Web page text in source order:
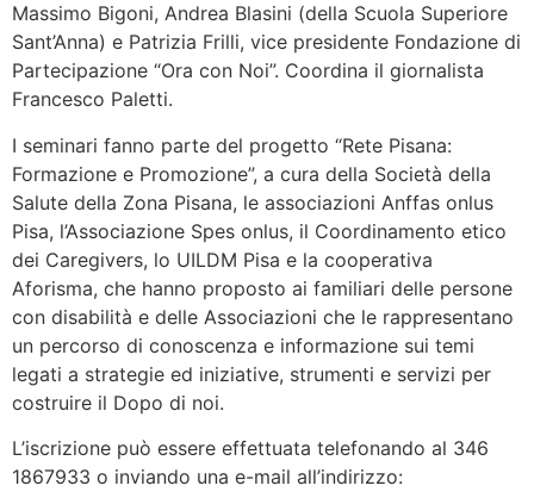
Massimo Bigoni, Andrea Blasini (della Scuola Superiore
Sant’Anna) e Patrizia Frilli, vice presidente Fondazione di
Partecipazione “Ora con Noi”. Coordina il giornalista
Francesco Paletti.
I seminari fanno parte del progetto “Rete Pisana:
Formazione e Promozione”, a cura della Società della
Salute della Zona Pisana, le associazioni Anffas onlus
Pisa, l’Associazione Spes onlus, il Coordinamento etico
dei Caregivers, lo UILDM Pisa e la cooperativa
Aforisma, che hanno proposto ai familiari delle persone
con disabilità e delle Associazioni che le rappresentano
un percorso di conoscenza e informazione sui temi
legati a strategie ed iniziative, strumenti e servizi per
costruire il Dopo di noi.
L’iscrizione può essere effettuata telefonando al 346
1867933 o inviando una e-mail all’indirizzo: